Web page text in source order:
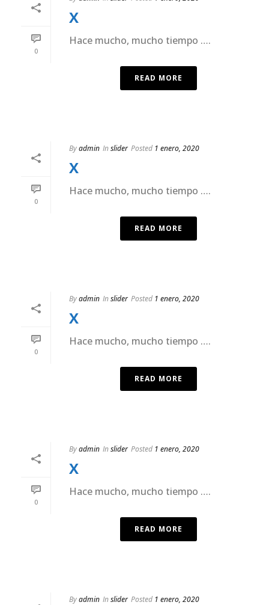
0
X
Hace mucho, mucho tiempo ….
READ MORE
0
Byadmin Inslider Posted 1 enero, 2020
X
Hace mucho, mucho tiempo ….
READ MORE
0
Byadmin Inslider Posted 1 enero, 2020
X
Hace mucho, mucho tiempo ….
READ MORE
0
Byadmin Inslider Posted 1 enero, 2020
X
Hace mucho, mucho tiempo ….
READ MORE
Byadmin Inslider Posted 1 enero, 2020